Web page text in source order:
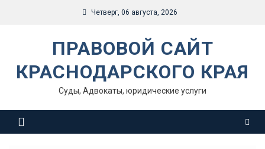
Четверг, 06 августа, 2026
ПРАВОВОЙ САЙТ
КРАСНОДАРСКОГО КРАЯ
Суды, Адвокаты, юридические услуги